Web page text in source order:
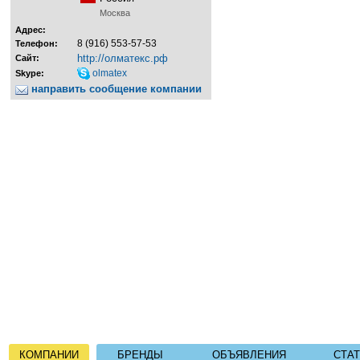
Москва
Адрес:
Телефон:
8 (916) 553-57-53
Сайт: http://олматекс.рф
Skype: olmatex
направить сообщение компании
КОМПАНИИ БРЕНДЫ ОБЪЯВЛЕНИЯ